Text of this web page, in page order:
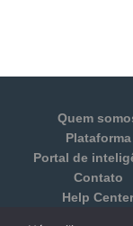
Quem
Plataforma
Portal de
Contato
Help Center